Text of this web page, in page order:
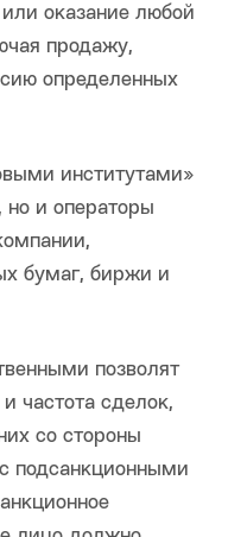
оказание любой
продажу,
определенных
институтами»
но и операторы
бумаг, биржи и
позволят
частота сделок,
со стороны
подсанкционными